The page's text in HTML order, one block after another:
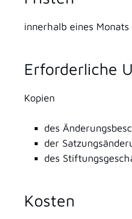
innerhalb eines Monats
Erforderliche
Kopien
des
der
des
Kosten